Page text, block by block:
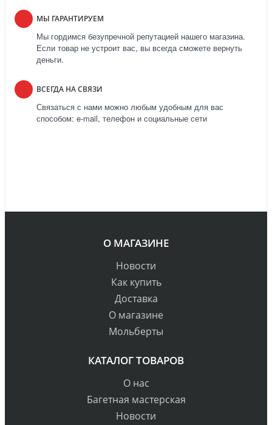
МЫ ГАРАНТИРУЕМ
Мы гордимся безупречной репутацией нашего магазина.
Если товар не устроит вас, вы всегда сможете вернуть
деньги.
ВСЕГДА НА СВЯЗИ
Связаться с нами можно любым удобным для вас
способом: e-mail, телефон и социальные сети
О МАГАЗИНЕ
Новости
Как купить
Доставка
О магазине
Мольберты
КАТАЛОГ ТОВАРОВ
О нас
Багетная мастерская
Новости